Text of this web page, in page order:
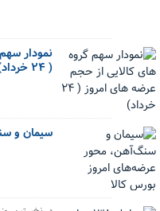
نمودار
( ۲۴ خرداد)
سیمان و